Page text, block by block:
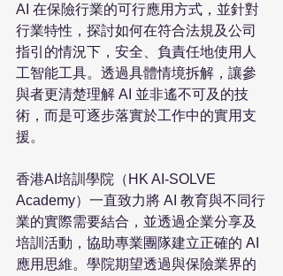
AI 在保險行業的可行應用方式，並針對
行業特性，探討如何在符合法規及公司
指引的情況下，安全、負責任地使用人
工智能工具。透過具體情境拆解，讓參
與者更清楚理解 AI 並非遙不可及的技
術，而是可逐步落實於工作中的實用支
援。
香港AI培訓學院（HK AI-SOLVE
Academy）一直致力將 AI 教育與不同行
業的實際需要結合，並透過企業分享及
培訓活動，協助專業團隊建立正確的 AI
應用思維。學院期望透過與保險業界的